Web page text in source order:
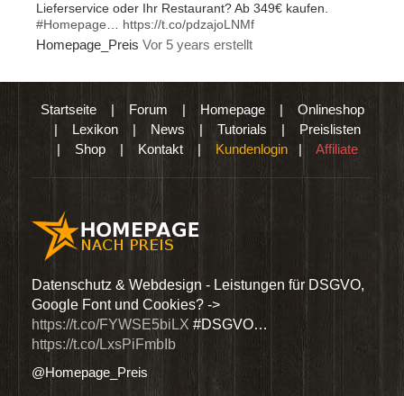
Lieferservice oder Ihr Restaurant? Ab 349€ kaufen.
#Homepage
https://t.co/pdzajoLNMf
Homepage_Preis Vor 5 years erstellt
Startseite| Forum | Homepage| Onlineshop
| Lexikon | News | Tutorials | Preislisten
| Shop | Kontakt | Kundenlogin | Affiliate
Datenschutz & Webdesign - Leistungen für DSGVO,
Google Font und Cookies? ->
https://t.co/FYWSE5biLX #DSGVO…
https://t.co/LxsPiFmbIb
@Homepage_Preis